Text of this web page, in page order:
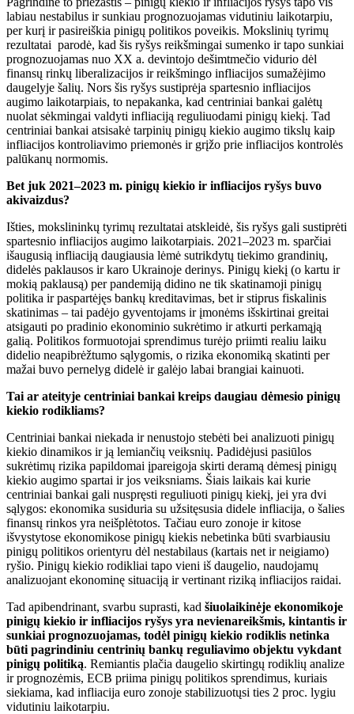
labiau nestabilus ir sunkiau prognozuojamas vidutiniu laikotarpiu,
per kurį ir pasireiškia pinigų politikos poveikis. Mokslinių tyrimų
rezultatai parodė, kad šis ryšys reikšmingai sumenko ir tapo sunkiai
prognozuojamas nuo XX a. devintojo dešimtmečio vidurio dėl
finansų rinkų liberalizacijos ir reikšmingo infliacijos sumažėjimo
daugelyje šalių. Nors šis ryšys sustiprėja spartesnio infliacijos
augimo laikotarpiais, to nepakanka, kad centriniai bankai galėtų
nuolat sėkmingai valdyti infliaciją reguliuodami pinigų kiekį. Tad
centriniai bankai atsisakė tarpinių pinigų kiekio augimo tikslų kaip
infliacijos kontroliavimo priemonės ir grįžo prie infliacijos kontrolės
palūkanų normomis.
Bet juk 2021–2023 m. pinigų kiekio ir infliacijos ryšys buvo
akivaizdus?
Išties, mokslininkų tyrimų rezultatai atskleidė, šis ryšys gali sustiprėti
spartesnio infliacijos augimo laikotarpiais. 2021–2023 m. sparčiai
išaugusią infliaciją daugiausia lėmė sutrikdytų tiekimo grandinių,
didelės paklausos ir karo Ukrainoje derinys. Pinigų kiekį (o kartu ir
mokią paklausą) per pandemiją didino ne tik skatinamoji pinigų
politika ir paspartėjęs bankų kreditavimas, bet ir stiprus fiskalinis
skatinimas – tai padėjo gyventojams ir įmonėms išskirtinai greitai
atsigauti po pradinio ekonominio sukrėtimo ir atkurti perkamąją
galią. Politikos formuotojai sprendimus turėjo priimti realiu laiku
didelio neapibrėžtumo sąlygomis, o rizika ekonomiką skatinti per
mažai buvo pernelyg didelė ir galėjo labai brangiai kainuoti.
Tai ar ateityje centriniai bankai kreips daugiau dėmesio pinigų
kiekio rodikliams?
Centriniai bankai niekada ir nenustojo stebėti bei analizuoti pinigų
kiekio dinamikos ir ją lemiančių veiksnių. Padidėjusi pasiūlos
sukrėtimų rizika papildomai įpareigoja skirti deramą dėmesį pinigų
kiekio augimo spartai ir jos veiksniams. Šiais laikais kai kurie
centriniai bankai gali nuspręsti reguliuoti pinigų kiekį, jei yra dvi
sąlygos: ekonomika susiduria su užsitęsusia didele infliacija, o šalies
finansų rinkos yra neišplėtotos. Tačiau euro zonoje ir kitose
išvystytose ekonomikose pinigų kiekis nebetinka būti svarbiausiu
pinigų politikos orientyru dėl nestabilaus (kartais net ir neigiamo)
ryšio. Pinigų kiekio rodikliai tapo vieni iš daugelio, naudojamų
analizuojant ekonominę situaciją ir vertinant riziką infliacijos raidai.
Tad apibendrinant, svarbu suprasti, kad šiuolaikinėje ekonomikoje
pinigų kiekio ir infliacijos ryšys yra nevienareikšmis, kintantis ir
sunkiai prognozuojamas, todėl pinigų kiekio rodiklis netinka
būti pagrindiniu centrinių bankų reguliavimo objektu vykdant
pinigų politiką. Remiantis plačia daugelio skirtingų rodiklių analize
ir prognozėmis, ECB priima pinigų politikos sprendimus, kuriais
siekiama, kad infliacija euro zonoje stabilizuotųsi ties 2 proc. lygiu
vidutiniu laikotarpiu.